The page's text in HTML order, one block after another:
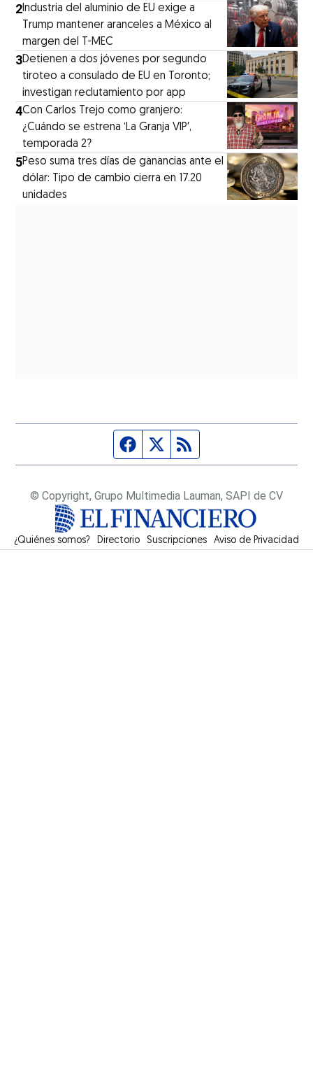
2Industria del aluminio de EU exige a
Trump mantener aranceles a México al
margen del T-MEC
3Detienen a dos jóvenes por segundo
tiroteo a consulado de EU en Toronto;
investigan reclutamiento por app
4Con Carlos Trejo como granjero:
¿Cuándo se estrena ‘La Granja VIP′,
temporada 2?
5Peso suma tres días de ganancias ante el
dólar: Tipo de cambio cierra en 17.20
unidades
Página de Facebook
Fuente Twitter
© Copyright, Grupo Multimedia Lauman, SAPI de CV
¿Quiénes somos? Directorio Suscripciones Opens in new window
Aviso de Privacidad